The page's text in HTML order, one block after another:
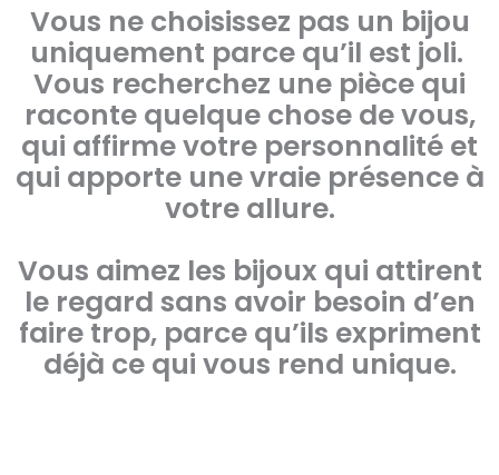
Vous ne choisissez pas un bijou
uniquement parce qu’il est joli.
Vous recherchez une pièce qui
raconte quelque chose de vous,
qui affirme votre personnalité et
qui apporte une vraie présence à
votre allure.
Vous aimez les bijoux qui attirent
le regard sans avoir besoin d’en
faire trop, parce qu’ils expriment
déjà ce qui vous rend unique.